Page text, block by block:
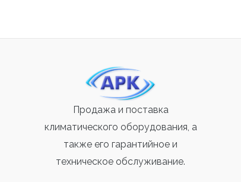
Продажа и поставка
климатического оборудования, а
также его гарантийное и
техническое обслуживание.